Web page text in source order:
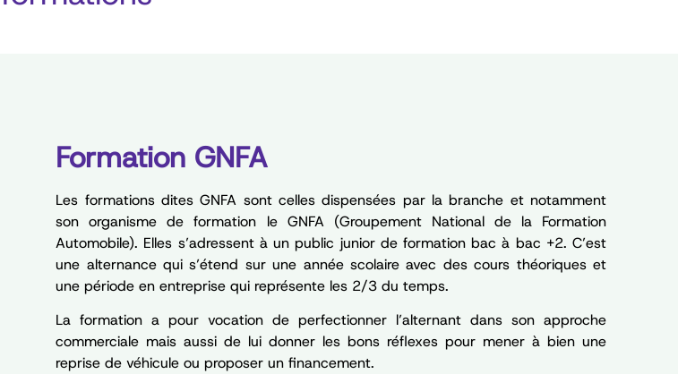
Formation GNFA
Les formations dites GNFA sont celles dispensées par la branche et notamment
son organisme de formation le GNFA (Groupement National de la Formation
Automobile). Elles s’adressent à un public junior de formation bac à bac +2. C’est
une alternance qui s’étend sur une année scolaire avec des cours théoriques et
une période en entreprise qui représente les 2/3 du temps.
La formation a pour vocation de perfectionner l’alternant dans son approche
commerciale mais aussi de lui donner les bons réflexes pour mener à bien une
reprise de véhicule ou proposer un financement.